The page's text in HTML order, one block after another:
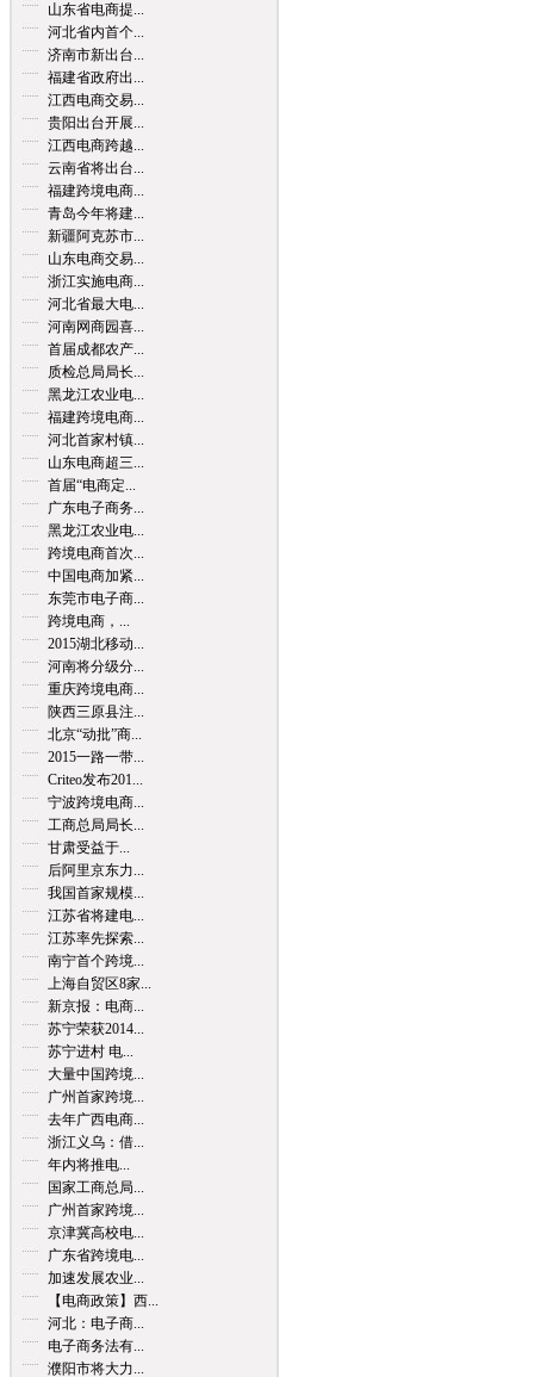
山东省电商提...
河北省内首个...
济南市新出台...
福建省政府出...
江西电商交易...
贵阳出台开展...
江西电商跨越...
云南省将出台...
福建跨境电商...
青岛今年将建...
新疆阿克苏市...
山东电商交易...
浙江实施电商...
河北省最大电...
河南网商园喜...
首届成都农产...
质检总局局长...
黑龙江农业电...
福建跨境电商...
河北首家村镇...
山东电商超三...
首届“电商定...
广东电子商务...
黑龙江农业电...
跨境电商首次...
中国电商加紧...
东莞市电子商...
跨境电商，...
2015湖北移动...
河南将分级分...
重庆跨境电商...
陕西三原县注...
北京“动批”商...
2015一路一带...
Criteo发布201...
宁波跨境电商...
工商总局局长...
甘肃受益于...
后阿里京东力...
我国首家规模...
江苏省将建电...
江苏率先探索...
南宁首个跨境...
上海自贸区8家...
新京报：电商...
苏宁荣获2014...
苏宁进村 电...
大量中国跨境...
广州首家跨境...
去年广西电商...
浙江义乌：借...
年内将推电...
国家工商总局...
广州首家跨境...
京津冀高校电...
广东省跨境电...
加速发展农业...
【电商政策】西...
河北：电子商...
电子商务法有...
濮阳市将大力...